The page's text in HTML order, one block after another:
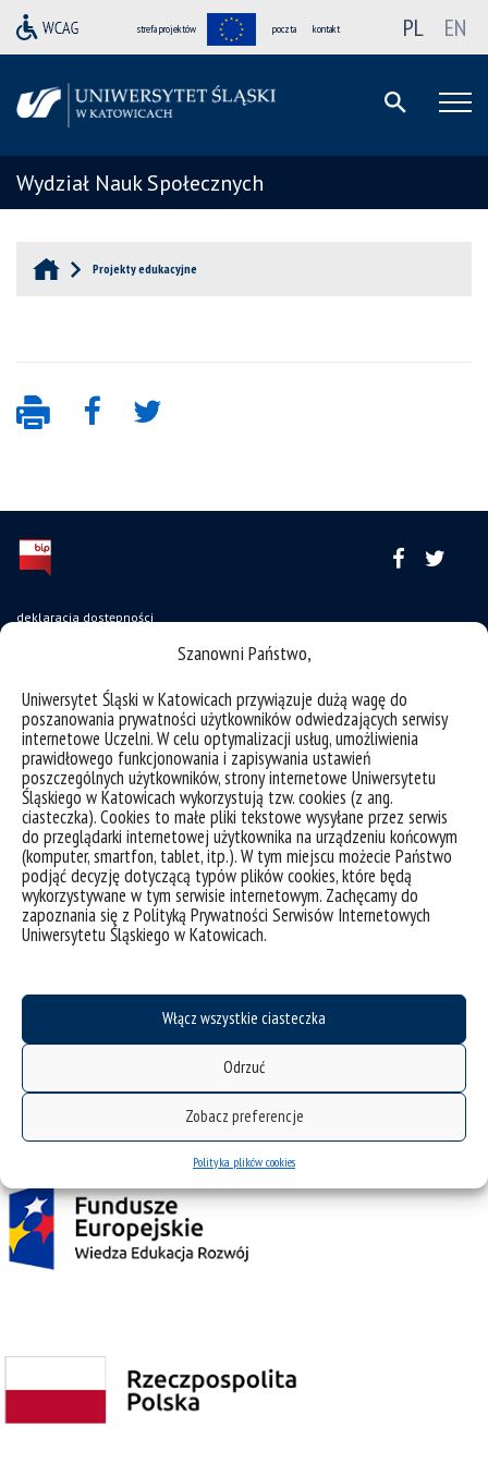
Szanowni Państwo,
Uniwersytet Śląski w Katowicach przywiązuje dużą wagę do
poszanowania prywatności użytkowników odwiedzających serwisy
internetowe Uczelni. W celu optymalizacji usług, umożliwienia
prawidłowego funkcjonowania i zapisywania ustawień
poszczególnych użytkowników, strony internetowe Uniwersytetu
Śląskiego w Katowicach wykorzystują tzw. cookies (z ang.
ciasteczka). Cookies to małe pliki tekstowe wysyłane przez serwis
do przeglądarki internetowej użytkownika na urządzeniu końcowym
(komputer, smartfon, tablet, itp.). W tym miejscu możecie Państwo
podjąć decyzję dotyczącą typów plików cookies, które będą
wykorzystywane w tym serwisie internetowym. Zachęcamy do
zapoznania się z Polityką Prywatności Serwisów Internetowych
Uniwersytetu Śląskiego w Katowicach.
Włącz wszystkie ciasteczka
Odrzuć
Zobacz preferencje
Polityka plików cookies
strefa projektów poczta kontakt PL EN
Wydział Nauk Społecznych
Projekty edukacyjne
deklaracja dostępności
Wzory dokumentów
CINiBA
SAP
Bankowa 11, 40-007 Katowice
Phone: +48 32 359 22 22
e-mail:info@us.edu.pl
NIP: 634-019-71-34
Projekt Zintegrowany Program Rozwoju Uniwersytetu Śląskiego w Katowicach
współfinansowany przez Unię Europejską z Europejskiego Funduszu Społecznego w
ramach Programu Operacyjnego Wiedza Edukacja Rozwój na lata 2014˗2020.